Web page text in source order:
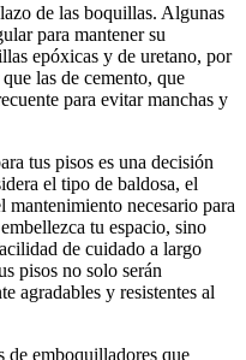
de las boquillas. Algunas
para mantener su
epóxicas y de uretano, por
las de cemento, que
para evitar manchas y
tus pisos es una decisión
el tipo de baldosa, el
necesario para
tu espacio, sino
de cuidado a largo
pisos no solo serán
agradables y resistentes al
de emboquilladores que